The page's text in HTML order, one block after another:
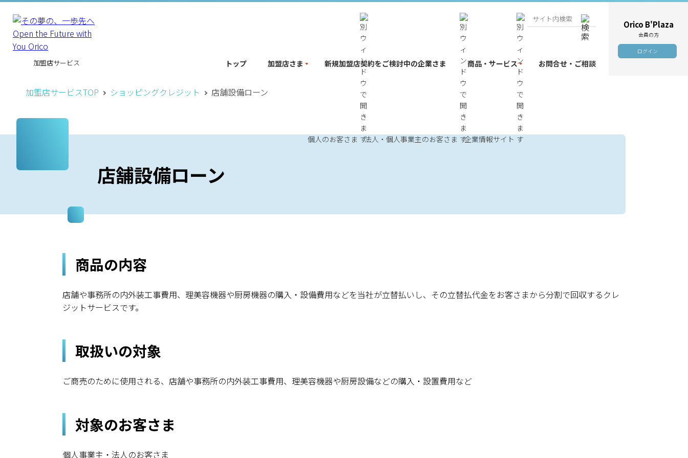
加盟店サービス トップ 加盟店さま 新規加盟店契約をご検討中の企業さま 商品・サービス お問合せ・ご相談
個人のお客さま 法人・個人事業主のお客さま 企業情報サイト
Orico B'Plaza
会員の方
ログイン
加盟店サービスTOP ショッピングクレジット 店舗設備ローン
店舗設備ローン
商品の内容
店舗や事務所の内外装工事費用、理美容機器や厨房機器の購入・設備費用などを当社が立替払いし、その立替払代金をお客さまから分割で回収するクレ
ジットサービスです。
取扱いの対象
ご商売のために使用される、店舗や事務所の内外装工事費用、理美容機器や厨房設備などの購入・設置費用など
対象のお客さま
個人事業主・法人のお客さま